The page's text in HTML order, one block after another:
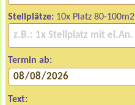
Stellplätze: 10x Platz 80-100m2
Termin ab:
Text: